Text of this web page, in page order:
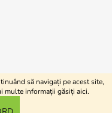
să navigați pe acest site,
multe informații găsiți aici.